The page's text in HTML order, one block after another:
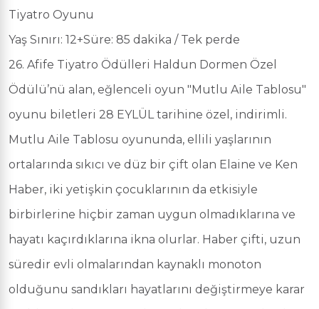
Tiyatro Oyunu
Yaş Sınırı: 12+Süre: 85 dakika / Tek perde
26. Afife Tiyatro Ödülleri Haldun Dormen Özel
Ödülü’nü alan, eğlenceli oyun "Mutlu Aile Tablosu"
oyunu biletleri 28 EYLÜL tarihine özel, indirimli.
Mutlu Aile Tablosu oyununda, ellili yaşlarının
ortalarında sıkıcı ve düz bir çift olan Elaine ve Ken
Haber, iki yetişkin çocuklarının da etkisiyle
birbirlerine hiçbir zaman uygun olmadıklarına ve
hayatı kaçırdıklarına ikna olurlar. Haber çifti, uzun
süredir evli olmalarından kaynaklı monoton
olduğunu sandıkları hayatlarını değiştirmeye karar